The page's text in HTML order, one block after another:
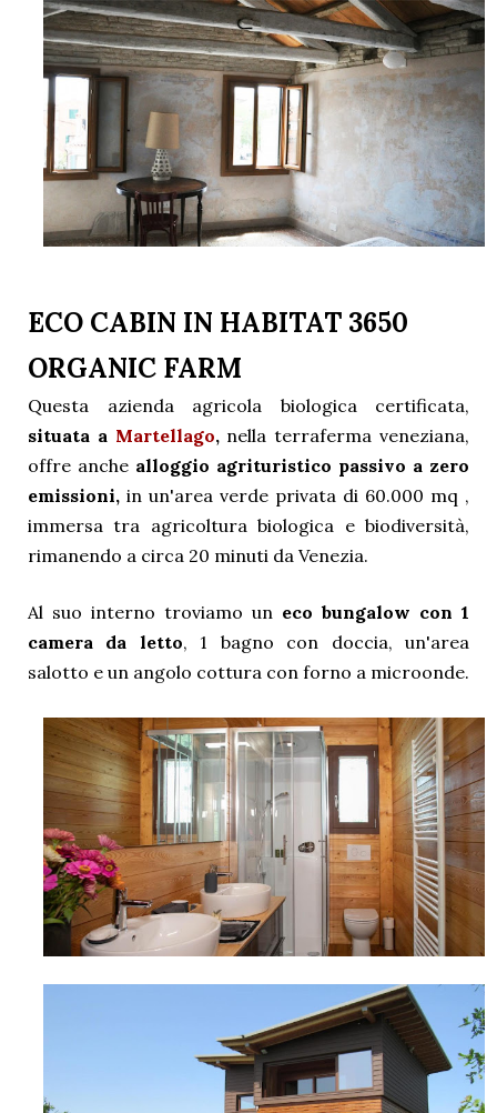
ECO CABIN IN HABITAT 3650
ORGANIC FARM
Questa azienda agricola biologica certificata,
situata a Martellago,nella terraferma veneziana,
offre anche alloggio agrituristico passivo a zero
emissioni, in un'area verde privata di 60.000 mq ,
immersa tra agricoltura biologica e biodiversità,
rimanendo a circa 20 minuti da Venezia.
Al suo interno troviamo un eco bungalow con 1
camera da letto, 1 bagno con doccia, un'area
salotto e un angolo cottura con forno a microonde.